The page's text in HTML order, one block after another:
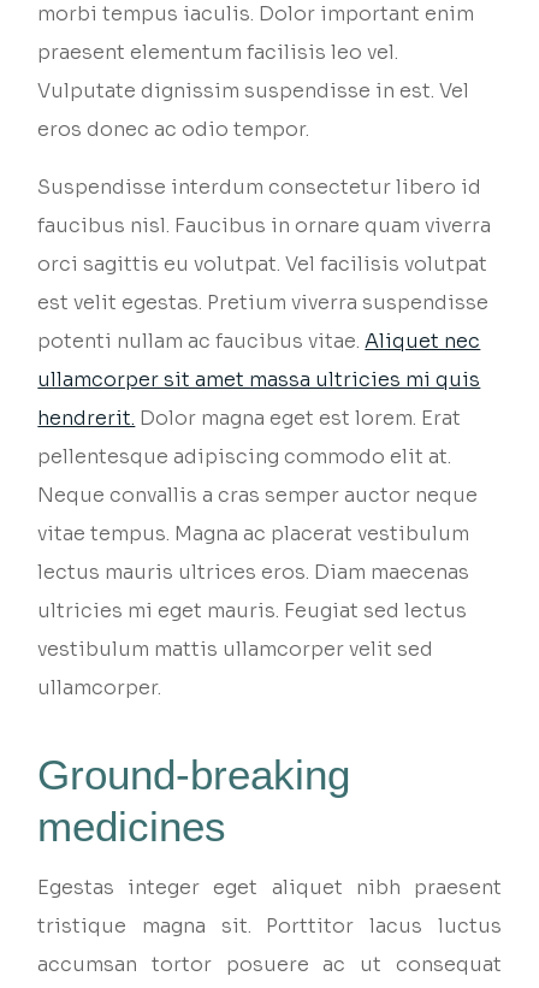
morbi tempus iaculis. Dolor important enim
praesent elementum facilisis leo vel.
Vulputate dignissim suspendisse in est. Vel
eros donec ac odio tempor.
Suspendisse interdum consectetur libero id
faucibus nisl. Faucibus in ornare quam viverra
orci sagittis eu volutpat. Vel facilisis volutpat
est velit egestas. Pretium viverra suspendisse
potenti nullam ac faucibus vitae.Aliquet nec
ullamcorper sit amet massa ultricies mi quis
hendrerit. Dolor magna eget est lorem. Erat
pellentesque adipiscing commodo elit at.
Neque convallis a cras semper auctor neque
vitae tempus. Magna ac placerat vestibulum
lectus mauris ultrices eros. Diam maecenas
ultricies mi eget mauris. Feugiat sed lectus
vestibulum mattis ullamcorper velit sed
ullamcorper.
Ground-breaking
medicines
Egestas integer eget aliquet nibh praesent
tristique magna sit. Porttitor lacus luctus
accumsan tortor posuere ac ut consequat